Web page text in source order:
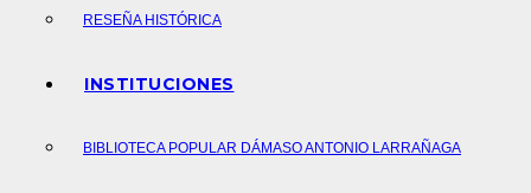
RESEÑA HISTÓRICA
INSTITUCIONES
BIBLIOTECA POPULAR DÁMASO ANTONIO LARRAÑAGA